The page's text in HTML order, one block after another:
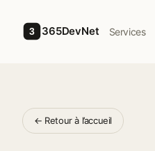
3 365DevNet Services
← Retour à l’accueil